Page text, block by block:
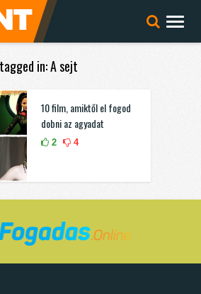
in: A sejt
10 film, amiktől el fogod
dobni az agyadat
2 4